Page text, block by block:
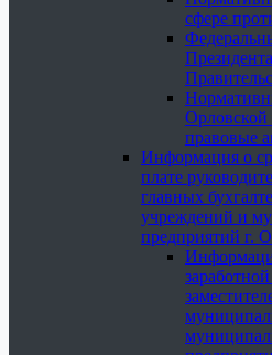
сфере
Орловской
правовые
Информация о
плате
главных
учреждений и
предприятий г.